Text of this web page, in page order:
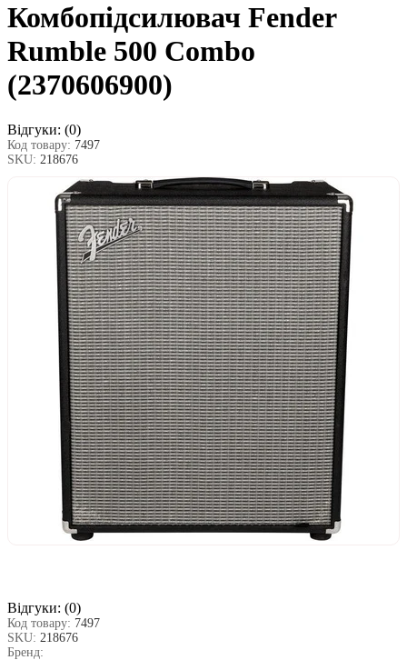
Комбопідсилювач Fender
Rumble 500 Combo
(2370606900)
Відгуки: (0)
Код товару: 7497
SKU: 218676
Відгуки: (0)
Код товару: 7497
SKU: 218676
Бренд: